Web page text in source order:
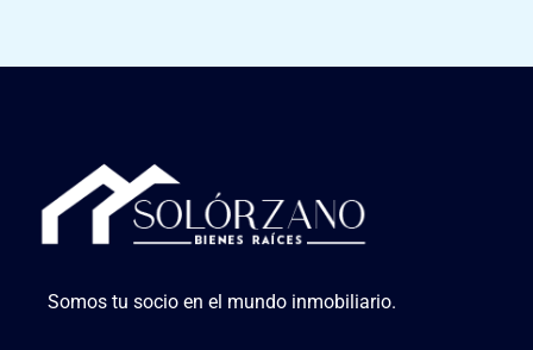
Somos tu socio en el mundo inmobiliario.